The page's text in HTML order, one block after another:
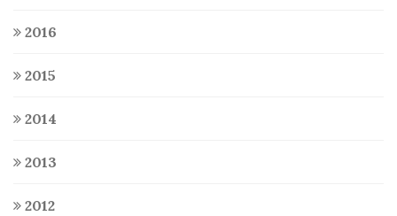
2016
2015
2014
2013
2012